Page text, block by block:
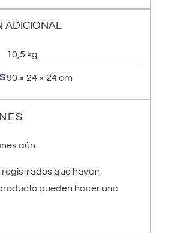
ADICIONAL
10,5 kg
90 × 24 × 24 cm
aún.
registrados que hayan
pueden hacer una